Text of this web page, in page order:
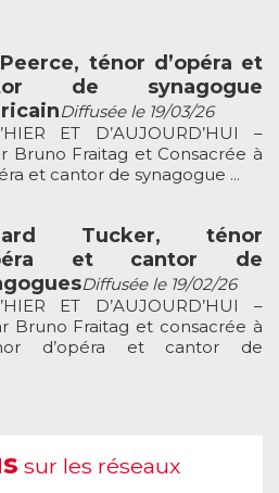
ténor d’opéra et
de synagogue
Diffusée le 19/03/26
ET D’AUJOURD’HUI –
Bruno Fraitag et Consacrée à
et cantor de synagogue ...
Tucker, ténor
et cantor de
Diffusée le 19/02/26
ET D’AUJOURD’HUI –
Bruno Fraitag et consacrée à
d’opéra et cantor de
sur les réseaux